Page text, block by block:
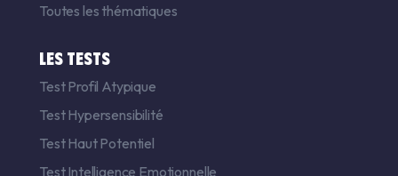
Toutes les thématiques
LES TESTS
Test Profil Atypique
Test Hypersensibilité
Test Haut Potentiel
Test Intelligence Emotionnelle